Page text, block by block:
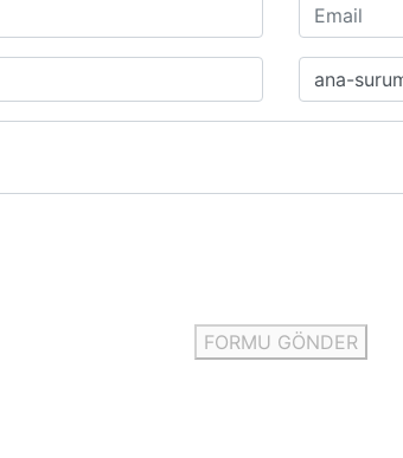
FORMU GÖNDER